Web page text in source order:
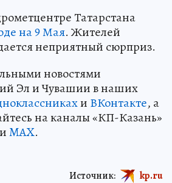
Татарстана
на 9 Мая. Жителей
неприятный сюрприз.
новостями
Эл и Чувашии в наших
и ВКонтакте, а
на каналы «КП-Казань»
иMAX.
Источник: kp.ru